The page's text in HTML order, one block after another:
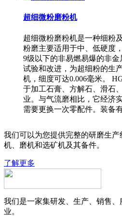
超细微粉磨粉机
超细微粉磨粉机是一种细粉
粉磨主要适用于中、低硬度
9级以下的非易燃易爆的非
试验和改进，为超细粉的生
机，细度可达0.006毫米。
于加工石膏、方解石、滑石
业。与气流磨相比，它经济
需要更换一次零配件。装备
我们可以为您提供完整的研磨生
机、磨机和选矿机及其备件。
了解更多
我们是一家集研发、生产、销售
业。